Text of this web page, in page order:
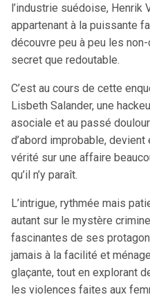
l’industrie suédoise, Henrik
appartenant à la puissante
découvre peu à peu les
secret que redoutable.
C’est au cours de cette
Lisbeth Salander, une
asociale et au passé
d’abord improbable,
vérité sur une affaire
qu’il n’y paraît.
L’intrigue, rythmée mais
autant sur le mystère
fascinantes de ses
jamais à la facilité et
glaçante, tout en explorant
les violences faites aux